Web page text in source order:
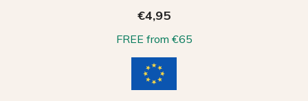
€4,95
FREE from €65